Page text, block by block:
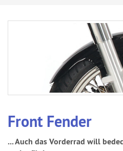
Front Fender
... Auch das Vorderrad will